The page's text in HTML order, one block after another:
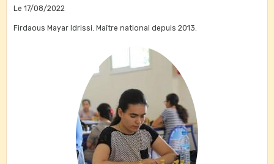
Le 17/08/2022
Firdaous Mayar Idrissi. Maître national depuis 2013.